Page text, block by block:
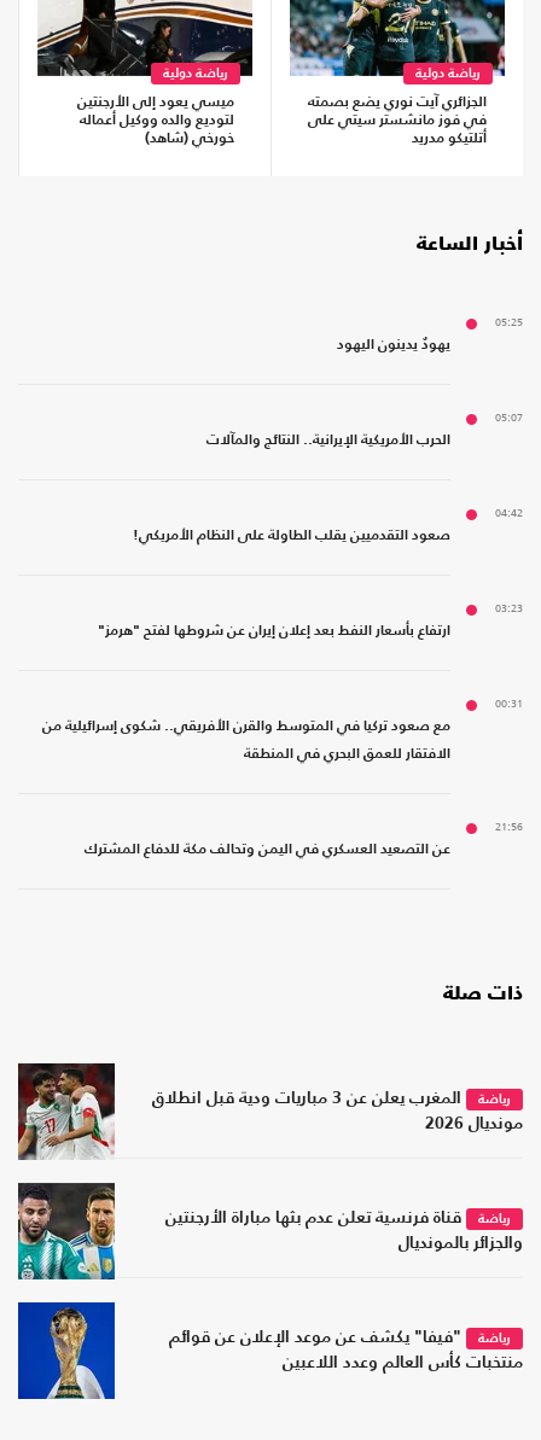
رياضة دولية
الجزائري آيت نوري يضع بصمته
في فوز مانشستر سيتي على
أتلتيكو مدريد
رياضة دولية
ميسي يعود إلى الأرجنتين
لتوديع والده ووكيل أعماله
خورخي (شاهد)
أخبار الساعة
05:25
يهودٌ يدينون اليهود
05:07
الحرب الأمريكية الإيرانية.. النتائج والمآلات
04:42
صعود التقدميين يقلب الطاولة على النظام الأمريكي!
03:23
ارتفاع بأسعار النفط بعد إعلان إيران عن شروطها لفتح "هرمز"
00:31
مع صعود تركيا في المتوسط والقرن الأفريقي.. شكوى إسرائيلية من
الافتقار للعمق البحري في المنطقة
21:56
عن التصعيد العسكري في اليمن وتحالف مكة للدفاع المشترك
ذات صلة
رياضة
المغرب يعلن عن 3 مباريات ودية قبل انطلاق
مونديال 2026
رياضة
قناة فرنسية تعلن عدم بثها مباراة الأرجنتين
والجزائر بالمونديال
رياضة
"فيفا" يكشف عن موعد الإعلان عن قوائم
منتخبات كأس العالم وعدد اللاعبين